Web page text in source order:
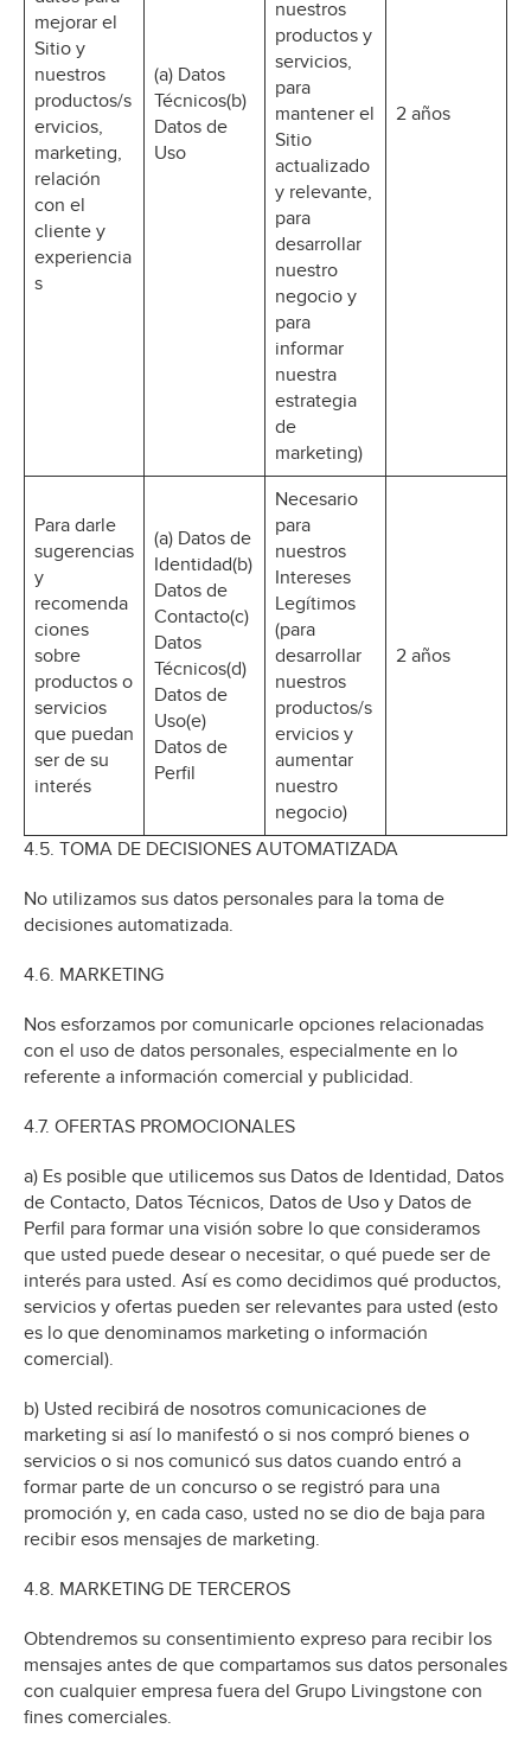
mejorar el
Sitio y
nuestros
productos/s
ervicios,
marketing,
relación
con el
cliente y
experiencia
s
(a) Datos
Técnicos(b)
Datos de
Uso
nuestros
productos y
servicios,
para
mantener el
Sitio
actualizado
y relevante,
para
desarrollar
nuestro
negocio y
para
informar
nuestra
estrategia
de
marketing)
2 años
Para darle
sugerencias
y
recomenda
ciones
sobre
productos o
servicios
que puedan
ser de su
interés
(a) Datos de
Identidad(b)
Datos de
Contacto(c)
Datos
Técnicos(d)
Datos de
Uso(e)
Datos de
Perfil
Necesario
para
nuestros
Intereses
Legítimos
(para
desarrollar
nuestros
productos/s
ervicios y
aumentar
nuestro
negocio)
2 años
4.5. TOMA DE DECISIONES AUTOMATIZADA
No utilizamos sus datos personales para la toma de
decisiones automatizada.
4.6. MARKETING
Nos esforzamos por comunicarle opciones relacionadas
con el uso de datos personales, especialmente en lo
referente a información comercial y publicidad.
4.7. OFERTAS PROMOCIONALES
a) Es posible que utilicemos sus Datos de Identidad, Datos
de Contacto, Datos Técnicos, Datos de Uso y Datos de
Perfil para formar una visión sobre lo que consideramos
que usted puede desear o necesitar, o qué puede ser de
interés para usted. Así es como decidimos qué productos,
servicios y ofertas pueden ser relevantes para usted (esto
es lo que denominamos marketing o información
comercial).
b) Usted recibirá de nosotros comunicaciones de
marketing si así lo manifestó o si nos compró bienes o
servicios o si nos comunicó sus datos cuando entró a
formar parte de un concurso o se registró para una
promoción y, en cada caso, usted no se dio de baja para
recibir esos mensajes de marketing.
4.8. MARKETING DE TERCEROS
Obtendremos su consentimiento expreso para recibir los
mensajes antes de que compartamos sus datos personales
con cualquier empresa fuera del Grupo Livingstone con
fines comerciales.